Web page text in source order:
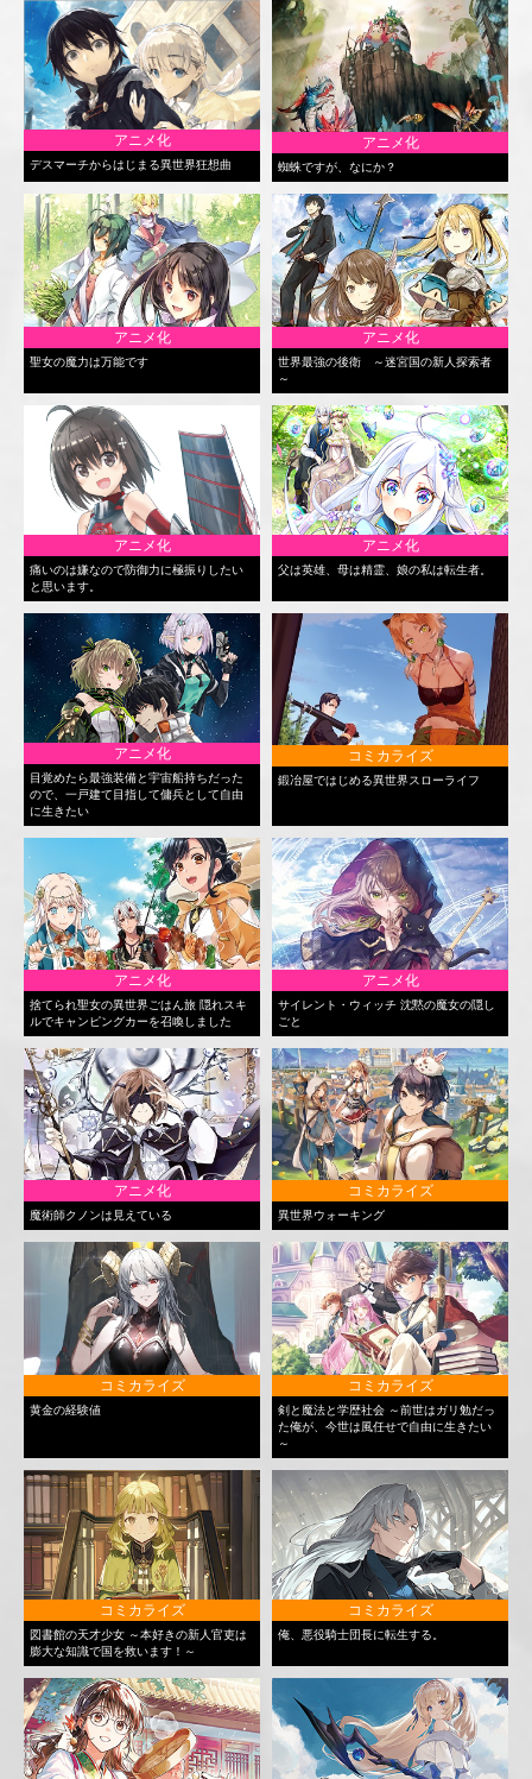
アニメ化
デスマーチからはじまる異世界狂想曲
アニメ化
蜘蛛ですが、なにか？
アニメ化
聖女の魔力は万能です
アニメ化
世界最強の後衛 ～迷宮国の新人探索者
～
アニメ化
痛いのは嫌なので防御力に極振りしたい
と思います。
アニメ化
父は英雄、母は精霊、娘の私は転生者。
アニメ化
目覚めたら最強装備と宇宙船持ちだった
ので、一戸建て目指して傭兵として自由
に生きたい
コミカライズ
鍛冶屋ではじめる異世界スローライフ
アニメ化
捨てられ聖女の異世界ごはん旅 隠れスキ
ルでキャンピングカーを召喚しました
アニメ化
サイレント・ウィッチ 沈黙の魔女の隠し
ごと
アニメ化
魔術師クノンは見えている
コミカライズ
異世界ウォーキング
コミカライズ
黄金の経験値
コミカライズ
剣と魔法と学歴社会 ～前世はガリ勉だっ
た俺が、今世は風任せで自由に生きたい
～
コミカライズ
図書館の天才少女 ～本好きの新人官吏は
膨大な知識で国を救います！～
コミカライズ
俺、悪役騎士団長に転生する。